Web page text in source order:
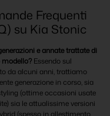
Frequenti
su Kia Stonic
e annate trattate di
modello? Essendo sul
da alcuni anni, trattiamo
generazione in corso, sia
(ottime occasioni usate
sia le attualissime versioni
(spesso in allestimento